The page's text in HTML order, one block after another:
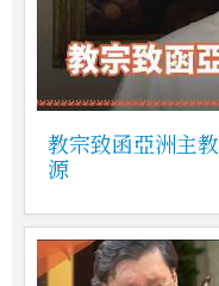
教宗致函亞洲主
源